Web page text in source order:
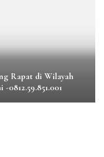
Rapat di Wilayah
0812.59.851.001